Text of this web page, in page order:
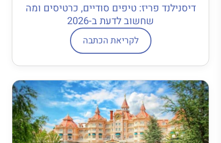
דיסנילנד פריז: טיפים סודיים, כרטיסים ומה
שחשוב לדעת ב-2026
לקריאת הכתבה